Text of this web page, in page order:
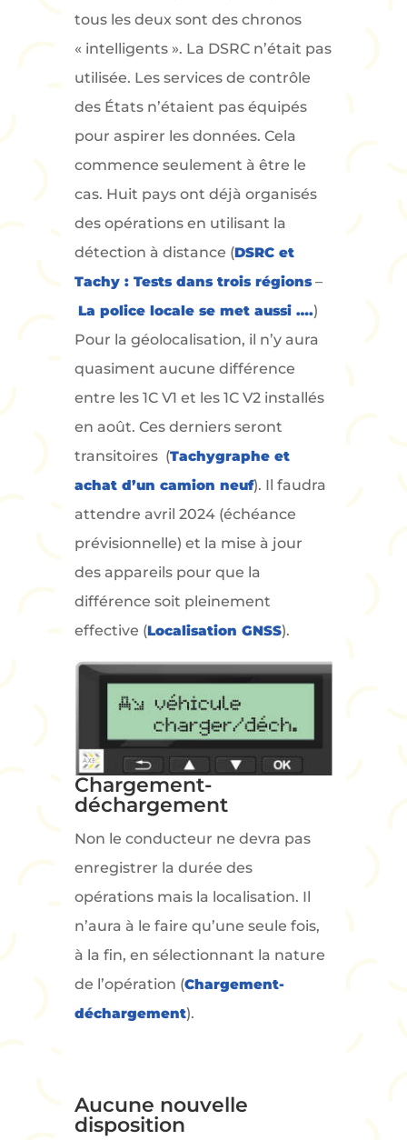
tous les deux sont des chronos
« intelligents ». La DSRC n’était pas
utilisée. Les services de contrôle
des États n’étaient pas équipés
pour aspirer les données. Cela
commence seulement à être le
cas. Huit pays ont déjà organisés
des opérations en utilisant la
détection à distance (DSRC et
Tachy : Tests dans trois régions–
La police locale se met aussi ….)
Pour la géolocalisation, il n’y aura
quasiment aucune différence
entre les 1C V1 et les 1C V2 installés
en août. Ces derniers seront
transitoires (Tachygraphe et
achat d’un camion neuf). Il faudra
attendre avril 2024 (échéance
prévisionnelle) et la mise à jour
des appareils pour que la
différence soit pleinement
effective (Localisation GNSS).
Chargement-
déchargement
Non le conducteur ne devra pas
enregistrer la durée des
opérations mais la localisation. Il
n’aura à le faire qu’une seule fois,
à la fin, en sélectionnant la nature
de l’opération (Chargement-
déchargement).
Aucune nouvelle
disposition